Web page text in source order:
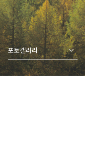
포토갤러리